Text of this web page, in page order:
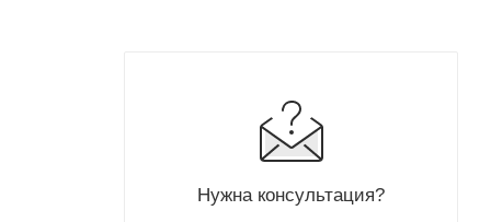
Нужна консультация?